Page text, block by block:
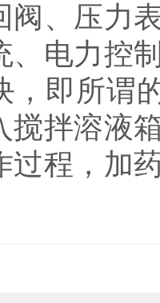
阀、压力
、电力控
，即所谓
搅拌溶液
过程，加